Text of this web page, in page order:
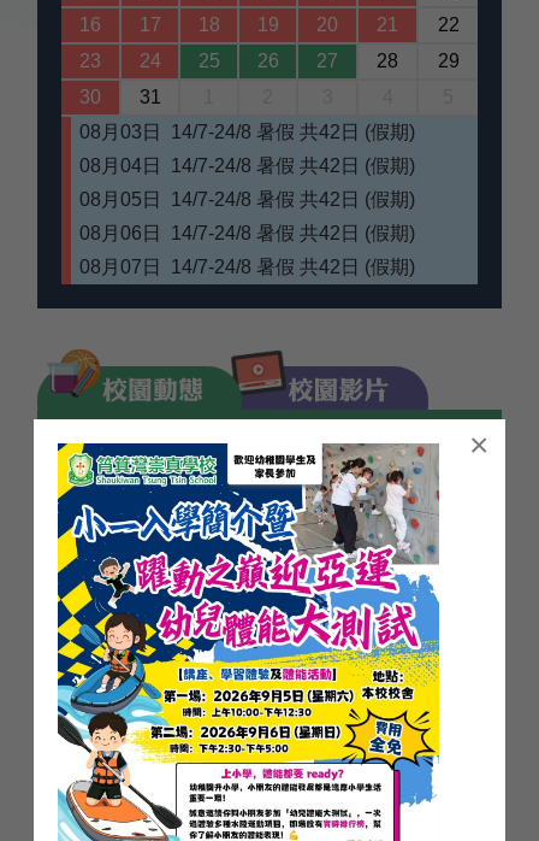
×
16
17 18 19 20 21
22
23
24 25 26 27 28
29
30
31
08月03日 14/7-24/8 暑假 共42日 (假期)
08月04日 14/7-24/8 暑假 共42日 (假期)
08月05日 14/7-24/8 暑假 共42日 (假期)
08月06日 14/7-24/8 暑假 共42日 (假期)
08月07日 14/7-24/8 暑假 共42日 (假期)
08月12日 14/7-24/8 暑假 共42日 (假期)
08月13日 14/7-24/8 暑假 共42日 (假期)
08月17日 14/7-24/8 暑假 共42日 (假期)
08月18日 14/7-24/8 暑假 共42日 (假期)
08月19日 14/7-24/8 暑假 共42日 (假期)
08月20日 14/7-24/8 暑假 共42日 (假期)
08月21日 14/7-24/8 暑假 共42日 (假期)
08月24日 14/7-24/8 暑假 共42日 (假期)
08月25日 25/8-27/8準備新學期學習日
08月26日 25/8-27/8準備新學期學習日
08月27日 25/8-27/8準備新學期學習日
2526 小六畢業茶會